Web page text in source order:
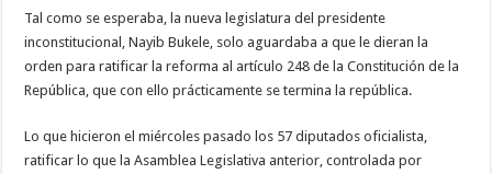
Tal como se esperaba, la nueva legislatura del presidente
inconstitucional, Nayib Bukele, solo aguardaba a que le dieran la
orden para ratificar la reforma al artículo 248 de la Constitución de la
República, que con ello prácticamente se termina la república.
Lo que hicieron el miércoles pasado los 57 diputados oficialista,
ratificar lo que la Asamblea Legislativa anterior, controlada por